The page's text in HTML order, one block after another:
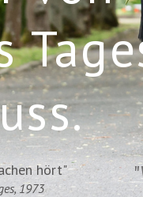
hört"
1973